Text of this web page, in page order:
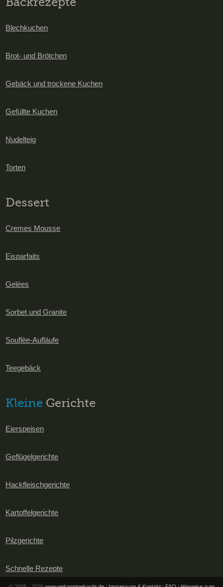
Blechkuchen
Brot- und Brötchen
Gebäck und trockene Kuchen
Gefüllte Kuchen
Nudelteig
Torten
Dessert
Cremes Mousse
Eisparfaits
Gelées
Sorbet und Granite
Souflèe-Aufläufe
Teegebäck
Kleine Gerichte
Eierspeisen
Geflügelgerichte
Hackfleischgerichte
Kartoffelgerichte
Pilzgerichte
Schnelle Rezepte